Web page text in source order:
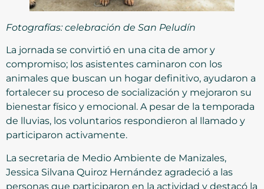
Fotografías: celebración de San Peludín
La jornada se convirtió en una cita de amor y
compromiso; los asistentes caminaron con los
animales que buscan un hogar definitivo, ayudaron a
fortalecer su proceso de socialización y mejoraron su
bienestar físico y emocional. A pesar de la temporada
de lluvias, los voluntarios respondieron al llamado y
participaron activamente.
La secretaria de Medio Ambiente de Manizales,
Jessica Silvana Quiroz Hernández agradeció a las
personas que participaron en la actividad y destacó la